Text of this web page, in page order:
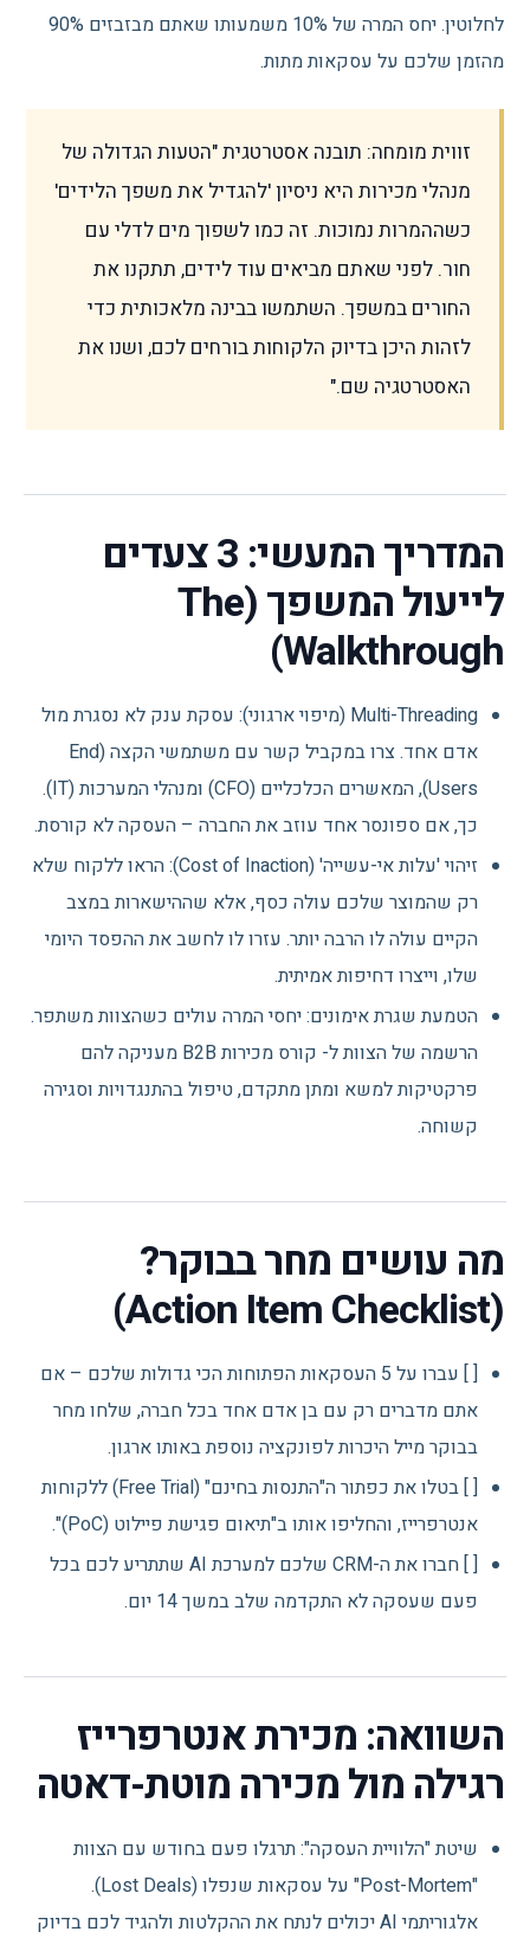
לחלוטין. יחס המרה של 10% משמעותו שאתם מבזבזים 90%
מהזמן שלכם על עסקאות מתות.
זווית מומחה: תובנה אסטרטגית "הטעות הגדולה של
מנהלי מכירות היא ניסיון 'להגדיל את משפך הלידים'
כשההמרות נמוכות. זה כמו לשפוך מים לדלי עם
חור. לפני שאתם מביאים עוד לידים, תתקנו את
החורים במשפך. השתמשו בבינה מלאכותית כדי
לזהות היכן בדיוק הלקוחות בורחים לכם, ושנו את
האסטרטגיה שם."
המדריך המעשי: 3 צעדים
לייעול המשפך (The
Walkthrough)
Multi-Threading (מיפוי ארגוני): עסקת ענק לא נסגרת מול
אדם אחד. צרו במקביל קשר עם משתמשי הקצה (End
Users), המאשרים הכלכליים (CFO) ומנהלי המערכות (IT).
כך, אם ספונסר אחד עוזב את החברה – העסקה לא קורסת.
זיהוי 'עלות אי-עשייה' (Cost of Inaction): הראו ללקוח שלא
רק שהמוצר שלכם עולה כסף, אלא שההישארות במצב
הקיים עולה לו הרבה יותר. עזרו לו לחשב את ההפסד היומי
שלו, וייצרו דחיפות אמיתית.
הטמעת שגרת אימונים: יחסי המרה עולים כשהצוות משתפר.
הרשמה של הצוות ל- קורס מכירות B2B מעניקה להם
פרקטיקות למשא ומתן מתקדם, טיפול בהתנגדויות וסגירה
קשוחה.
מה עושים מחר בבוקר?
(Action Item Checklist)
[ ] עברו על 5 העסקאות הפתוחות הכי גדולות שלכם – אם
אתם מדברים רק עם בן אדם אחד בכל חברה, שלחו מחר
בבוקר מייל היכרות לפונקציה נוספת באותו ארגון.
[ ] בטלו את כפתור ה"התנסות בחינם" (Free Trial) ללקוחות
אנטרפרייז, והחליפו אותו ב"תיאום פגישת פיילוט (PoC)".
[ ] חברו את ה-CRM שלכם למערכת AI שתתריע לכם בכל
פעם שעסקה לא התקדמה שלב במשך 14 יום.
השוואה: מכירת אנטרפרייז
רגילה מול מכירה מוטת-דאטה
שיטת "הלוויית העסקה": תרגלו פעם בחודש עם הצוות
"Post-Mortem" על עסקאות שנפלו (Lost Deals).
אלגוריתמי AI יכולים לנתח את ההקלטות ולהגיד לכם בדיוק